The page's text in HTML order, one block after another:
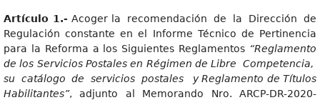
Artículo 1.-Acoger la recomendación de la Dirección de
Regulación constante en el Informe Técnico de Pertinencia
para la Reforma a los Siguientes Reglamentos “Reglamento
de los Servicios Postales en Régimen de Libre Competencia,
su catálogo de servicios postales y Reglamento de Títulos
Habilitantes”, adjunto al Memorando Nro. ARCP-DR-2020-